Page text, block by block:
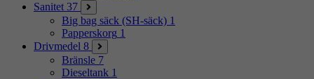
Sanitet 37
Big bag säck (SH-säck) 1
Papperskorg 1
Drivmedel 8
Bränsle 7
Dieseltank 1